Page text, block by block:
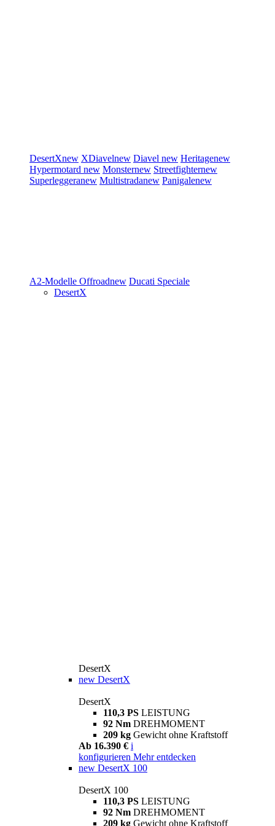
DesertXnew XDiavelnew Diavel new Heritagenew
Hypermotard new Monsternew Streetfighternew
Superleggeranew Multistradanew Panigalenew
A2-Modelle Offroadnew Ducati Speciale
DesertX
DesertX
new DesertX
DesertX
110,3 PS LEISTUNG
92 Nm DREHMOMENT
209 kg Gewicht ohne Kraftstoff
Ab 16.390 € i
konfigurieren Mehr entdecken
new DesertX 100
DesertX 100
110,3 PS LEISTUNG
92 Nm DREHMOMENT
209 kg Gewicht ohne Kraftstoff